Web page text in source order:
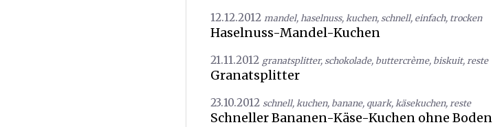
12.12.2012 mandel, haselnuss, kuchen, schnell, einfach, trocken
Haselnuss-Mandel-Kuchen
21.11.2012 granatsplitter, schokolade, buttercrème, biskuit, reste
Granatsplitter
23.10.2012 schnell, kuchen, banane, quark, käsekuchen, reste
Schneller Bananen-Käse-Kuchen ohne Boden